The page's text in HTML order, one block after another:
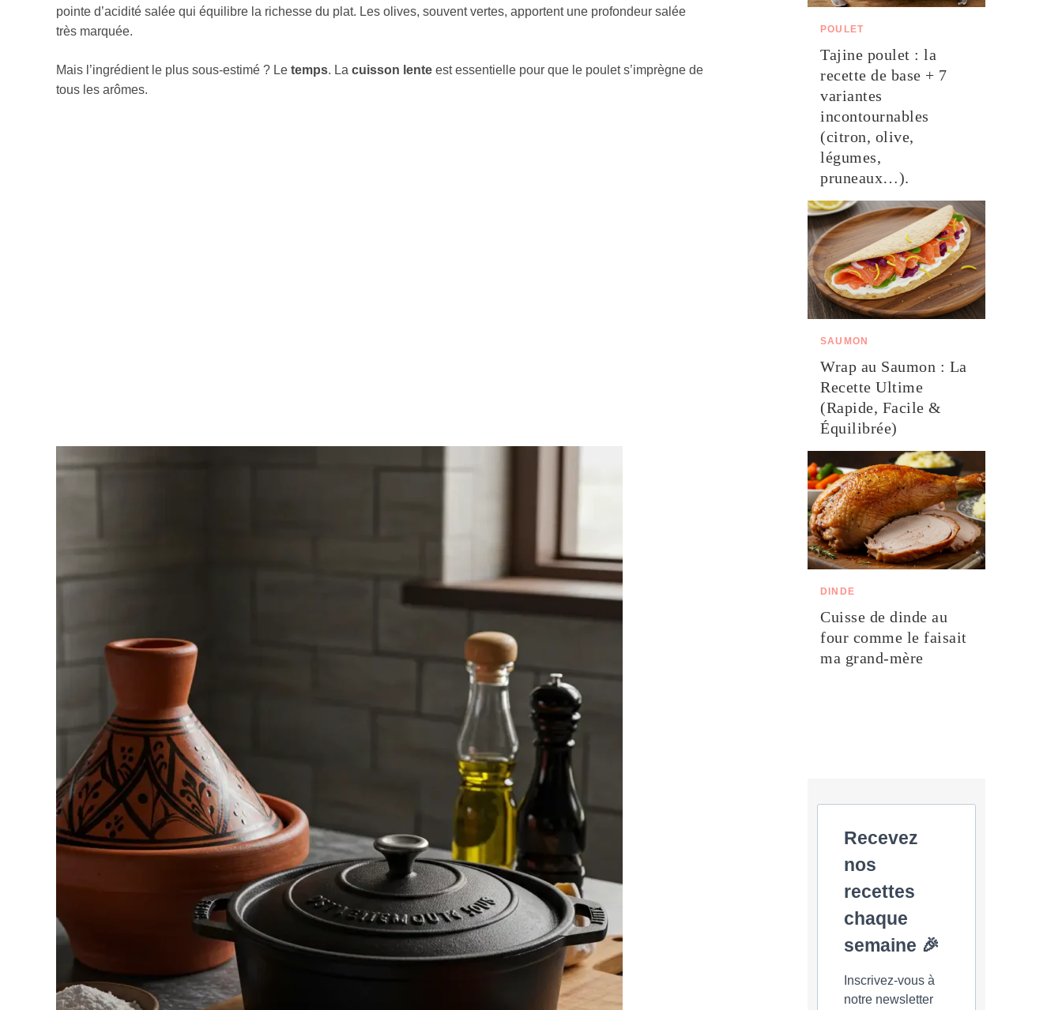
pointe d’acidité salée qui équilibre la richesse du plat. Les olives, souvent vertes, apportent une profondeur salée
très marquée.
Mais l’ingrédient le plus sous-estimé ? Le temps. La cuisson lente est essentielle pour que le poulet s’imprègne de
tous les arômes.
POULET
Tajine poulet : la
recette de base + 7
variantes
incontournables
(citron, olive,
légumes,
pruneaux…).
SAUMON
Wrap au Saumon : La
Recette Ultime
(Rapide, Facile &
Équilibrée)
DINDE
Cuisse de dinde au
four comme le faisait
ma grand-mère
Recevez
nos
recettes
chaque
semaine 🎉
Inscrivez-vous à
notre newsletter